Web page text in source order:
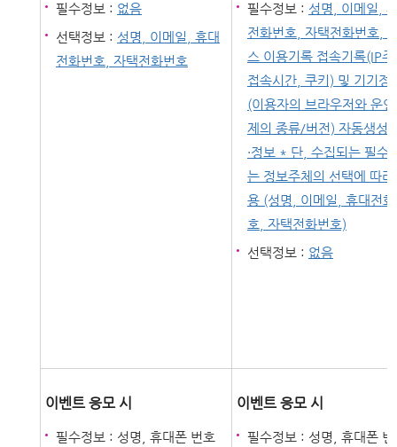
필수정보 : 없음
선택정보 : 성명, 이메일, 휴대
전화번호, 자택전화번호
필수정보 : 성명, 이메일,
전화번호, 자택전화번호,
스 이용기록 접속기록(IP
접속시간, 쿠키) 및 기기정
(이용자의 브라우저와 운
제의 종류/버전) 자동생성
·정보 * 단, 수집되는 필수
는 정보주체의 선택에 따라
용 (성명, 이메일, 휴대전
호, 자택전화번호)
선택정보 : 없음
이벤트 응모 시
필수정보 : 성명, 휴대폰 번호
이벤트 응모 시
필수정보 : 성명, 휴대폰